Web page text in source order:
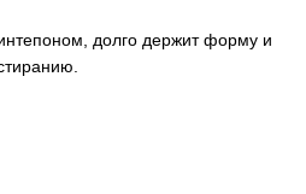
долго держит форму и